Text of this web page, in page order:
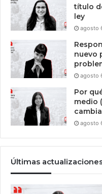
título
ley
agosto
nuevo
agosto
Por
medio
agosto
Últimas